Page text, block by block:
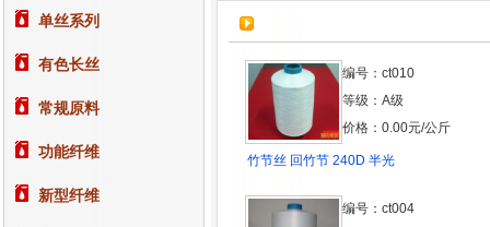
单丝系列
有色长丝
常规原料
功能纤维
新型纤维
编号：ct010
等级：A级
价格：0.00元/公斤
竹节丝 回竹节 240D 半光
编号：ct004